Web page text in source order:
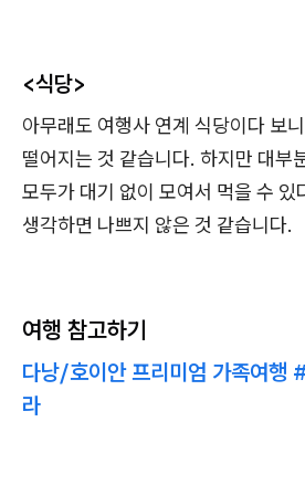
<식당>
아무래도 여행사 연계 식당이다 보
떨어지는 것 같습니다. 하지만 대부
모두가 대기 없이 모여서 먹을 수 있
생각하면 나쁘지 않은 것 같습니다.
여행 참고하기
다낭/호이안 프리미엄 가족여행
라